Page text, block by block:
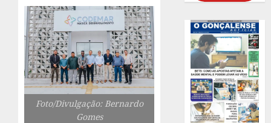
Foto/Divulgação: Bernardo
Gomes